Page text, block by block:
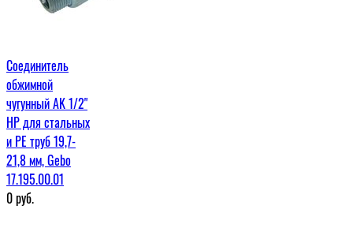
Соединитель
обжимной
чугунный AK 1/2"
НР для стальных
и PE труб 19,7-
21,8 мм, Gebo
17.195.00.01
0руб.